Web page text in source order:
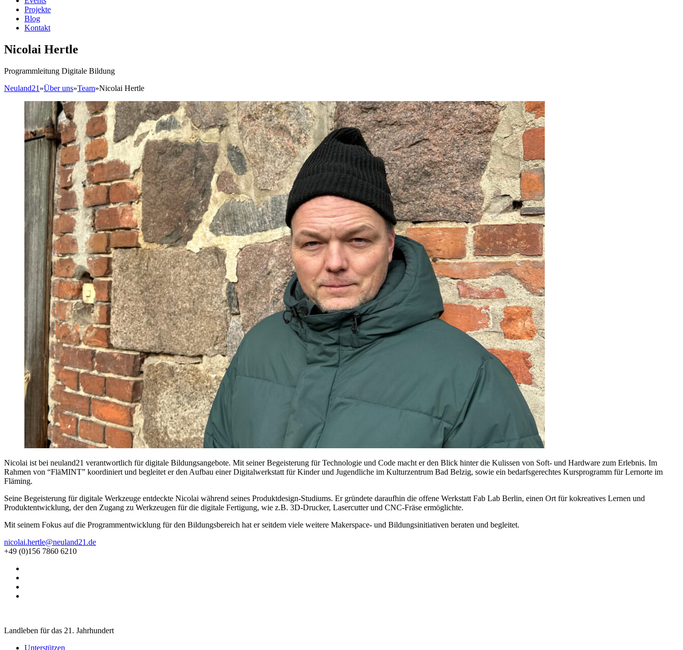
Projekte
Blog
Kontakt
Nicolai Hertle
Programmleitung Digitale Bildung
Neuland21 »Über uns»Team»Nicolai Hertle
Nicolai ist bei neuland21 verantwortlich für digitale Bildungsangebote. Mit seiner Begeisterung für Technologie und Code macht er den Blick hinter die Kulissen von Soft- und Hardware zum Erlebnis. Im
Rahmen von “FläMINT” koordiniert und begleitet er den Aufbau einer Digitalwerkstatt für Kinder und Jugendliche im Kulturzentrum Bad Belzig, sowie ein bedarfsgerechtes Kursprogramm für Lernorte im
Fläming.
Seine Begeisterung für digitale Werkzeuge entdeckte Nicolai während seines Produktdesign-Studiums. Er gründete daraufhin die offene Werkstatt Fab Lab Berlin, einen Ort für kokreatives Lernen und
Produktentwicklung, der den Zugang zu Werkzeugen für die digitale Fertigung, wie z.B. 3D-Drucker, Lasercutter und CNC-Fräse ermöglichte.
Mit seinem Fokus auf die Programmentwicklung für den Bildungsbereich hat er seitdem viele weitere Makerspace- und Bildungsinitiativen beraten und begleitet.
nicolai.hertle@neuland21.de
+49 (0)156 7860 6210
Landleben für das 21. Jahrhundert
Unterstützen